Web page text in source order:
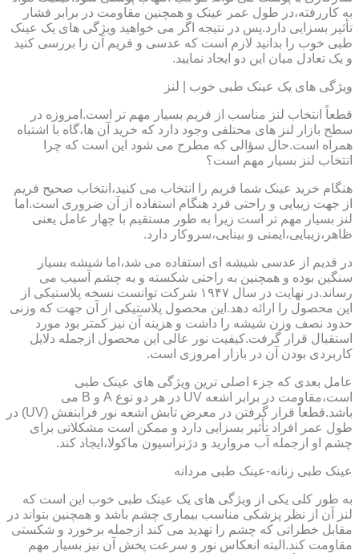
به کاررفته،در طول عمر عینک و همچنین مقاومت در برابر فشار
تأثیر بسزایی دارد.پس در نتیجه اگر می خواهید ویژگی های یک عینک
طبی خوب را بدانید لازم است که عدسی و فریم آن را بررسی کنید
و یک تعادل میان این دو ایجاد نمایید.
ویژگی های یک عینک طبی خوب | لنز
قطعاً انتخاب لنز مناسب از فریم بسیار مهم تر است.امروزه در
سطح بازار لنز های مختلفی وجود دارد که خرید آن ها،گاه با اشتباه
همراه است.حال سؤالی که مطرح می شود این است که چرا
انتخاب لنز بسیار مهم است؟
هنگام خرید عینک شما فریم را انتخاب می کنید،انتخاب صحیح فریم
از جهت زیبایی و راحتی فرد هنگام استفاده از آن ضروری است.اما
لنز بسیار مهم تر است زیرا به طور مستقیم با چهار عامل یعنی
ظاهر،زیبایی،ایمنی و بینایی،سروکار دارد.
در قدیم از عدسی شیشه ای استفاده می شد،اما شیشه بسیار
سنگین بوده و همچنین به راحتی شکسته و به چشم آسیب می
رساند.در نهایت در سال ۱۹۴۷ شرکت توانست نسخه پلاستیکی از
این محصول را ارائه دهد.این محصول پلاستیکی از آن جهت که وزنی
حدود نصف وزن شیشه را داشت و هزینه آن نیز کمتر بود مورد
استقبال قرار گرفت.کیفیت نور عالی این محصول ازجمله دلایل
کاربردی بودن آن در بازار امروزی است.
عامل بعدی که جزء اصلی ترین ویژگی های عینک طبی
است،مقاومت در برابر اشعه UV در هر دو نوع A و B می
باشد.قطعاً قرار گرفتن در معرض تابش اشعه نور فرابنفش (UV) در
طول عمر افراد تأثیر بسزایی دارد و ممکن است مشکلاتی برای
چشم او ازجمله آب مروارید و دژنراسیون ماکولا،ایجاد کند.
عینک طبی زنانه-عینک طبی مردانه
به طور کلی یکی از ویژگی های یک عینک طبی خوب این است که
لنز آن از نظر پزشکی مناسب بیماری چشم باشد و همچنین بتواند در
مقابل خطراتی که چشم را تهدید می کند ازجمله برخورد و شکستی
مقاومت کند.البته انعکاس نور و سرعت پخش آن نیز بسیار مهم